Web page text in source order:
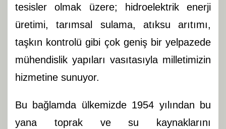
tesisler olmak üzere; hidroelektrik enerji
üretimi, tarımsal sulama, atıksu arıtımı,
taşkın kontrolü gibi çok geniş bir yelpazede
mühendislik yapıları vasıtasıyla milletimizin
hizmetine sunuyor.
Bu bağlamda ülkemizde 1954 yılından bu
yana toprak ve su kaynaklarını